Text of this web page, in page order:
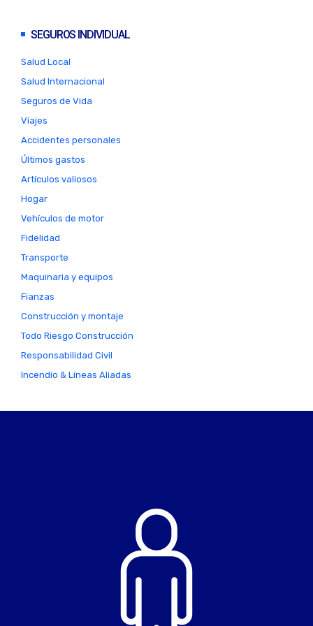
SEGUROS INDIVIDUAL
Salud Local
Salud Internacional
Seguros de Vida
Viajes
Accidentes personales
Últimos gastos
Artículos valiosos
Hogar
Vehículos de motor
Fidelidad
Transporte
Maquinaria y equipos
Fianzas
Construcción y montaje
Todo Riesgo Construcción
Responsabilidad Civil
Incendio & Líneas Aliadas